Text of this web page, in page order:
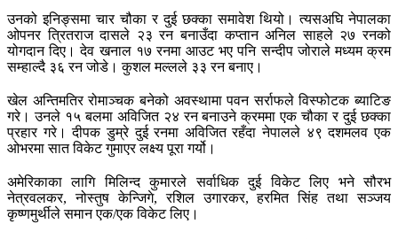
उनको इनिङ्समा चार चौका र दुई छक्का समावेश थियो। त्यसअघि नेपालका
ओपनर त्रितराज दासले २३ रन बनाउँदा कप्तान अनिल साहले २७ रनको
योगदान दिए। देव खनाल १७ रनमा आउट भए पनि सन्दीप जोराले मध्यम क्रम
सम्हाल्दै ३६ रन जोडे। कुशल मल्लले ३३ रन बनाए।
खेल अन्तिमतिर रोमाञ्चक बनेको अवस्थामा पवन सर्राफले विस्फोटक ब्याटिङ
गरे। उनले १५ बलमा अविजित २४ रन बनाउने क्रममा एक चौका र दुई छक्का
प्रहार गरे। दीपक डुम्रे दुई रनमा अविजित रहँदा नेपालले ४९ दशमलव एक
ओभरमा सात विकेट गुमाएर लक्ष्य पूरा गर्यो।
अमेरिकाका लागि मिलिन्द कुमारले सर्वाधिक दुई विकेट लिए भने सौरभ
नेत्रवलकर, नोस्तुष केन्जिगे, रशिल उगारकर, हरमित सिंह तथा सञ्जय
कृष्णमुर्थीले समान एक/एक विकेट लिए।